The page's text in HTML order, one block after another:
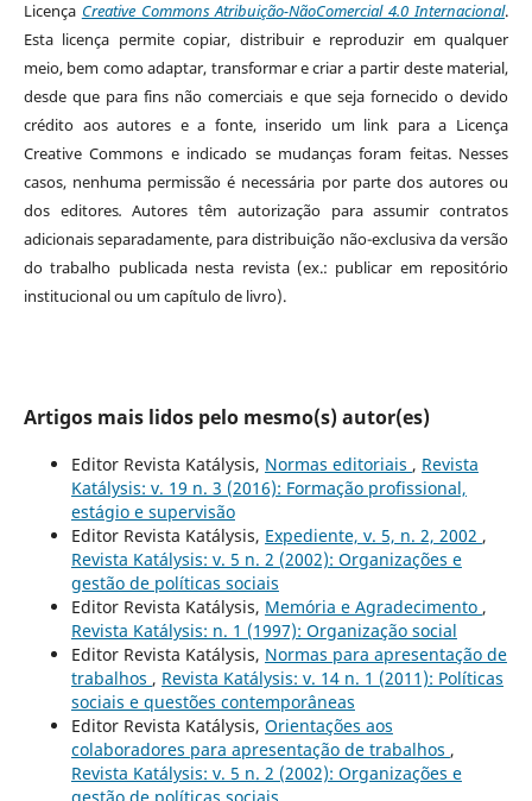
Licença Creative Commons Atribuição-NãoComercial 4.0 Internacional.
Esta licença permite copiar, distribuir e reproduzir em qualquer
meio, bem como adaptar, transformar e criar a partir deste material,
desde que para fins não comerciais e que seja fornecido o devido
crédito aos autores e a fonte, inserido um link para a Licença
Creative Commons e indicado se mudanças foram feitas. Nesses
casos, nenhuma permissão é necessária por parte dos autores ou
dos editores.Autores têm autorização para assumir contratos
adicionais separadamente, para distribuição não-exclusiva da versão
do trabalho publicada nesta revista (ex.: publicar em repositório
institucional ou um capítulo de livro).
Artigos mais lidos pelo mesmo(s) autor(es)
Editor Revista Katálysis, Normas editoriais , Revista
Katálysis: v. 19 n. 3 (2016): Formação profissional,
estágio e supervisão
Editor Revista Katálysis, Expediente, v. 5, n. 2, 2002 ,
Revista Katálysis: v. 5 n. 2 (2002): Organizações e
gestão de políticas sociais
Editor Revista Katálysis, Memória e Agradecimento ,
Revista Katálysis: n. 1 (1997): Organização social
Editor Revista Katálysis, Normas para apresentação de
trabalhos , Revista Katálysis: v. 14 n. 1 (2011): Políticas
sociais e questões contemporâneas
Editor Revista Katálysis, Orientações aos
colaboradores para apresentação de trabalhos ,
Revista Katálysis: v. 5 n. 2 (2002): Organizações e